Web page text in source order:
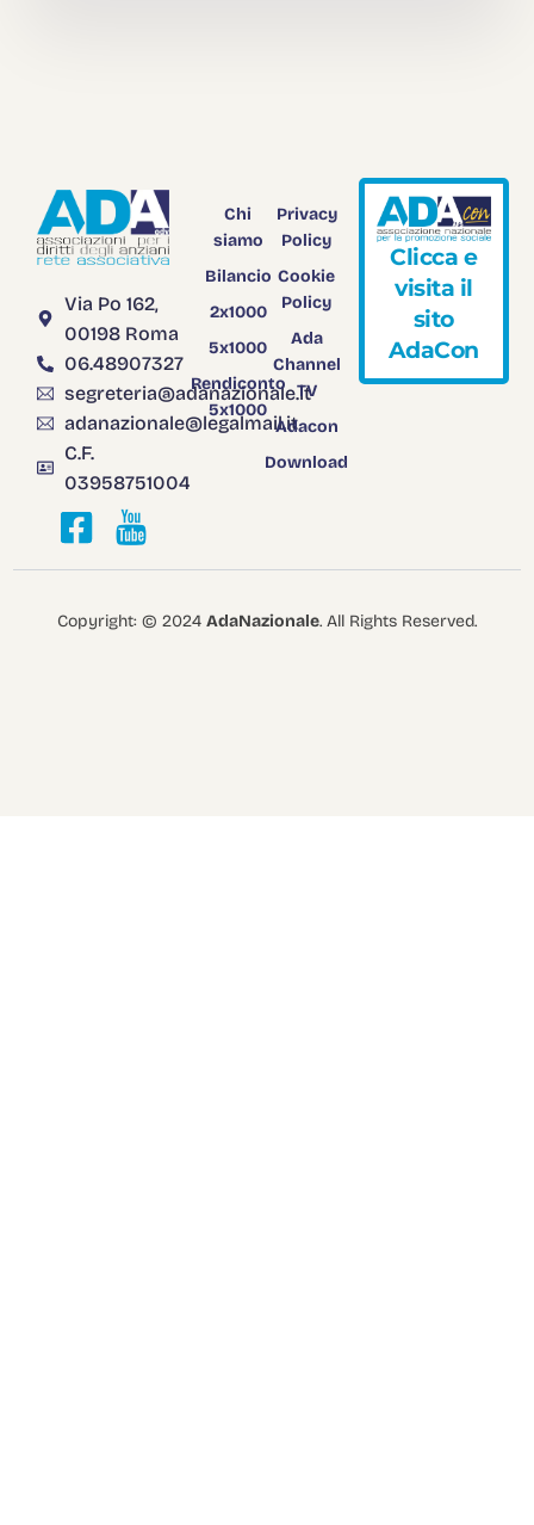
Via Po 162,
00198 Roma
06.48907327
segreteria@adanazionale.it
adanazionale@legalmail.it
C.F.
03958751004
Chi
siamo
Bilancio
2x1000
5x1000
Rendiconto
5x1000
Privacy
Policy
Cookie
Policy
Ada
Channel
TV
Adacon
Download
Clicca e
visita il
sito
AdaCon
Copyright: © 2024 AdaNazionale. All Rights Reserved.